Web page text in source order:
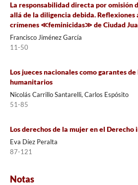
La responsabilidad directa por omisión
allá de la diligencia debida. Reflexiones
crímenes ≪feminicidas≫ de Ciudad
Francisco Jiménez García
11-50
Los jueces nacionales como garantes
humanitarios
Nicolás Carrillo Santarelli, Carlos Espósito
51-85
Los derechos de la mujer en el
Eva Díez Peralta
87-121
Notas